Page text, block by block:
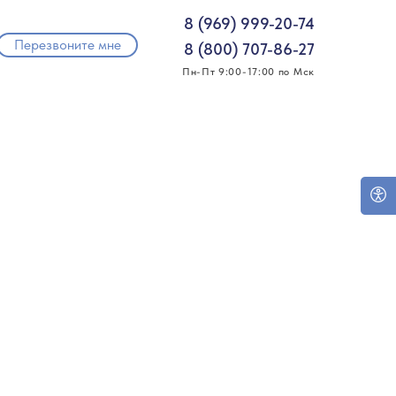
8 (800) 707-86-27
8 (969) 999-20-74
Пн-Пт 9:00-17:00 по Мск
Перезвоните мне